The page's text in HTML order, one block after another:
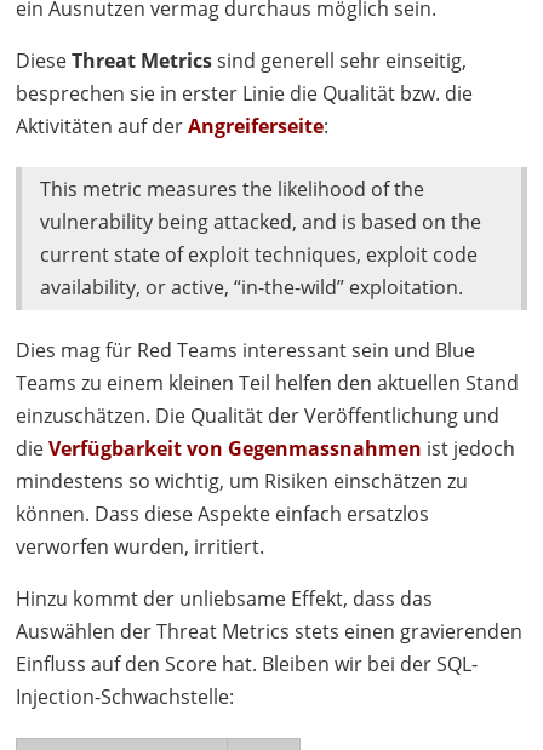
ein Ausnutzen vermag durchaus möglich sein.
DieseThreat Metricssind generell sehr einseitig,
besprechen sie in erster Linie die Qualität bzw. die
Aktivitäten auf derAngreiferseite:
This metric measures the likelihood of the
vulnerability being attacked, and is based on the
current state of exploit techniques, exploit code
availability, or active, “in-the-wild” exploitation.
Dies mag für Red Teams interessant sein und Blue
Teams zu einem kleinen Teil helfen den aktuellen Stand
einzuschätzen. Die Qualität der Veröffentlichung und
dieVerfügbarkeit von Gegenmassnahmen ist jedoch
mindestens so wichtig, um Risiken einschätzen zu
können. Dass diese Aspekte einfach ersatzlos
verworfen wurden, irritiert.
Hinzu kommt der unliebsame Effekt, dass das
Auswählen der Threat Metrics stets einen gravierenden
Einfluss auf den Score hat. Bleiben wir bei derSQL-
Injection-Schwachstelle: